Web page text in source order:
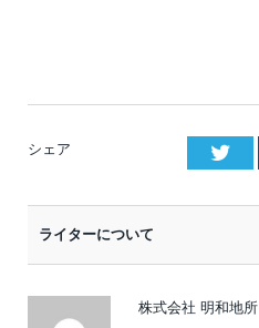
シェア
ライターについて
株式会社 明和地所